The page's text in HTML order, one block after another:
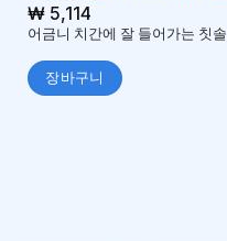
₩5,114
어금니 치간에 잘 들어가는 칫솔
장바구니